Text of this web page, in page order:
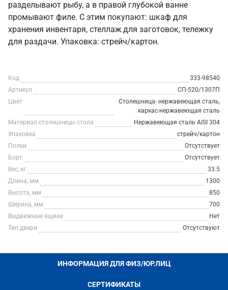
разделывают рыбу, а в правой глубокой ванне
промывают филе. С этим покупают: шкаф для
хранения инвентаря, стеллаж для заготовок, тележку
для раздачи. Упаковка: стрейч/картон.
Код
333-98540
Артикул
СП-520/1307П
Цвет
Столешница- нержавеющая сталь,
каркас-нержавеющая сталь
Материал столешницы стола
Нержавеющая сталь AISI 304
Упаковка
стрейч/картон
Полки
Отсутствует
Борт
Отсутствует
Вес, кг
33.5
Длина, мм
1300
Высота, мм
850
Ширина, мм
700
Выдвижные ящики
Нет
Тип двери
Отсутствуют
ИНФОРМАЦИЯ ДЛЯ ФИЗ/ЮР.ЛИЦ
СЕРТИФИКАТЫ